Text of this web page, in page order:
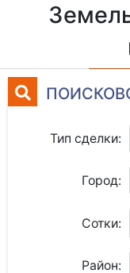
Тип сделки:
Город:
Сотки:
Район: